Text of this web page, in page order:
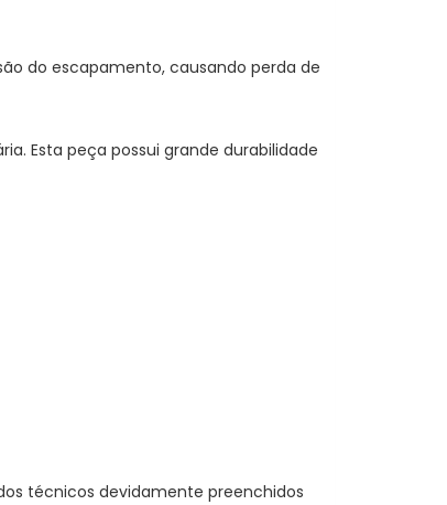
do escapamento, causando perda de
Esta peça possui grande durabilidade
técnicos devidamente preenchidos